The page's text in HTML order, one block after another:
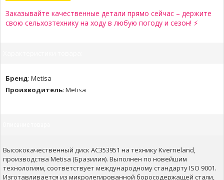
Заказывайте качественные детали прямо сейчас – держите
свою сельхозтехнику на ходу в любую погоду и сезон! ⚡
Бренд: Metisa
Производитель: Metisa
Высококачественный диск AC353951 на технику Kverneland,
производства Metisa (Бразилия). Выполнен по новейшим
технологиям, соответствует международному стандарту ISO 9001.
Изготавливается из микролегированной боросодержащей стали,